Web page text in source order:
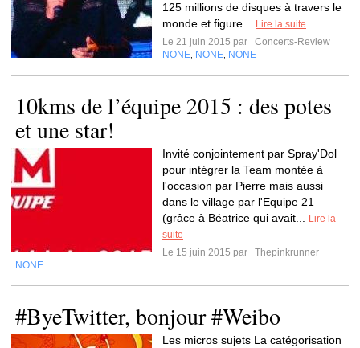
125 millions de disques à travers le
monde et figure...
Lire la suite
Le 21 juin 2015 par
Concerts-Review
NONE NONE NONE
10kms de l’équipe 2015 : des potes
et une star!
Invité conjointement par Spray'Dol
pour intégrer la Team montée à
l'occasion par Pierre mais aussi
dans le village par l'Equipe 21
(grâce à Béatrice qui avait...
Lire la
suite
Le 15 juin 2015 par
Thepinkrunner
NONE
#ByeTwitter, bonjour #Weibo
Les micros sujets La catégorisation